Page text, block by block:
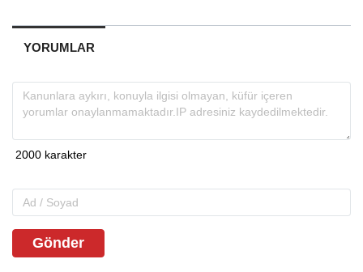
YORUMLAR
Gönder